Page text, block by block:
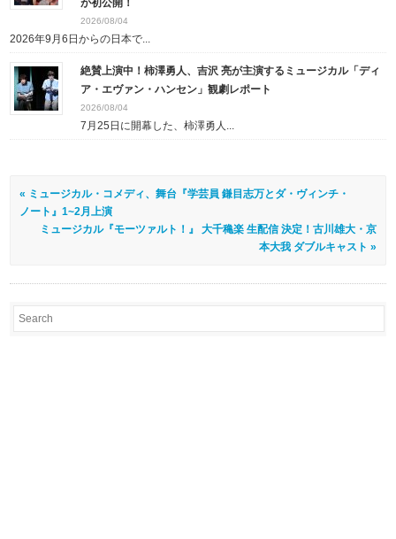
が初公開！
2026/08/04
2026年9月6日からの日本で...
絶賛上演中！柿澤勇人、吉沢 亮が主演するミュージカル「ディ
ア・エヴァン・ハンセン」観劇レポート
2026/08/04
7月25日に開幕した、柿澤勇人...
« ミュージカル・コメディ、舞台『学芸員 鎌目志万とダ・ヴィンチ・
ノート』1~2月上演
ミュージカル『モーツァルト！』 大千穐楽 生配信 決定！古川雄大・京
本大我 ダブルキャスト »